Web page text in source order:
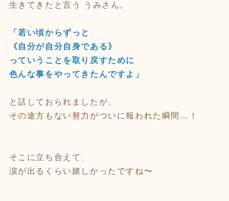
生きてきたと言う うみさん。
「若い頃からずっと
《自分が自分自身である》
っていうことを取り戻すために
色んな事をやってきたんですよ」
と話しておられましたが、
その途方もない努力がついに報われた瞬間…！
そこに立ち合えて、
涙が出るくらい嬉しかったですね〜